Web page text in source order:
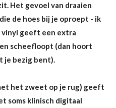
Het gevoel van draaien
de hoes bij je oproept - ik
vinyl geeft een extra
scheefloopt (dan hoort
je bezig bent).
het zweet op je rug) geeft
soms klinisch digitaal